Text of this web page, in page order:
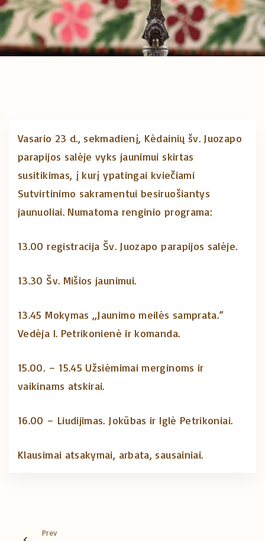
Vasario 23 d., sekmadienį, Kėdainių šv. Juozapo
parapijos salėje vyks jaunimui skirtas
susitikimas, į kurį ypatingai kviečiami
Sutvirtinimo sakramentui besiruošiantys
jaunuoliai. Numatoma renginio programa:
13.00 registracija Šv. Juozapo parapijos salėje.
13.30 Šv. Mišios jaunimui.
13.45 Mokymas „Jaunimo meilės samprata.”
Vedėja I. Petrikonienė ir komanda.
15.00. – 15.45 Užsiėmimai merginoms ir
vaikinams atskirai.
16.00 – Liudijimas. Jokūbas ir Iglė Petrikoniai.
Klausimai atsakymai, arbata, sausainiai.
Prev